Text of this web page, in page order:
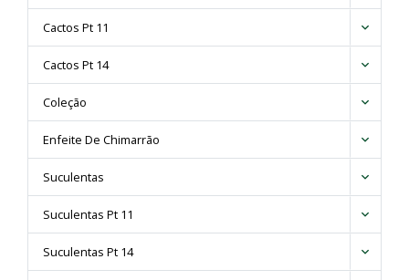
Cactos Pt 11
Cactos Pt 14
Coleção
Enfeite De Chimarrão
Suculentas
Suculentas Pt 11
Suculentas Pt 14